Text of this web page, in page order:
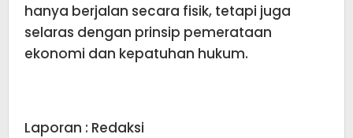
hanya berjalan secara fisik, tetapi juga
selaras dengan prinsip pemerataan
ekonomi dan kepatuhan hukum.
Laporan : Redaksi